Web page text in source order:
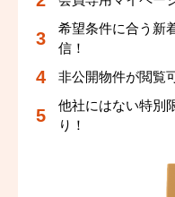
希望条件に合う新
信！
非公開物件が閲覧
他社にはない特別
り！